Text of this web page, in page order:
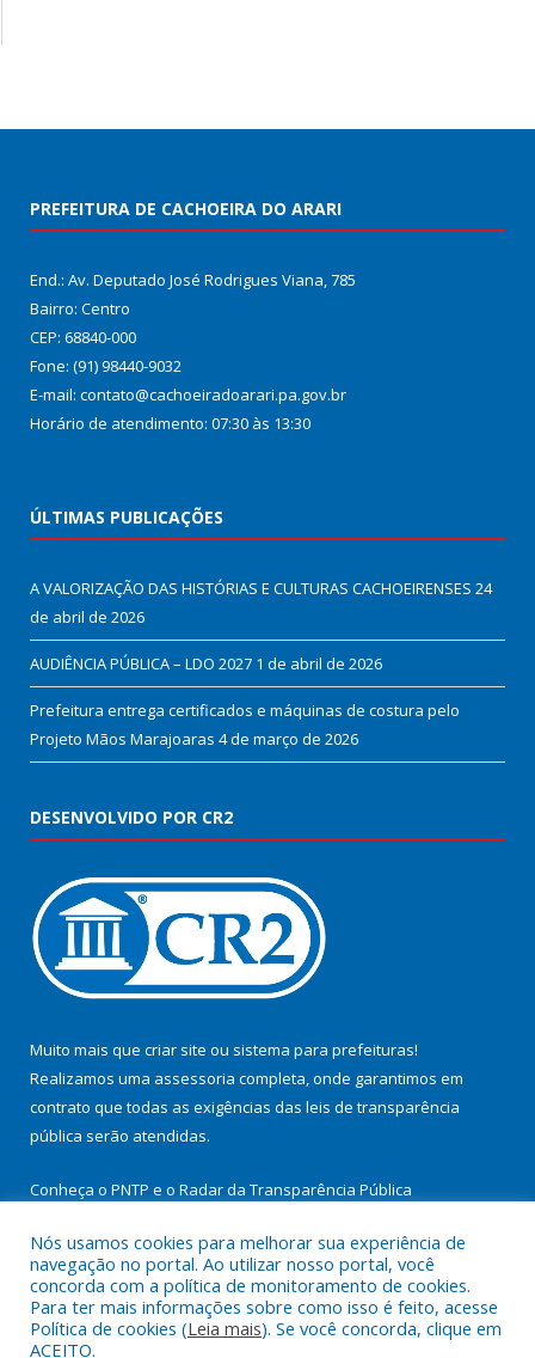
PREFEITURA DE CACHOEIRA DO ARARI
End.: Av. Deputado José Rodrigues Viana, 785
Bairro: Centro
CEP: 68840-000
Fone: (91) 98440-9032
E-mail: contato@cachoeiradoarari.pa.gov.br
Horário de atendimento: 07:30 às 13:30
ÚLTIMAS PUBLICAÇÕES
A VALORIZAÇÃO DAS HISTÓRIAS E CULTURAS CACHOEIRENSES 24
de abril de 2026
AUDIÊNCIA PÚBLICA – LDO 2027 1 de abril de 2026
Prefeitura entrega certificados e máquinas de costura pelo
Projeto Mãos Marajoaras 4 de março de 2026
DESENVOLVIDO POR CR2
Muito mais que criar site ou sistema para prefeituras!
Realizamos uma assessoria completa, onde garantimos em
contrato que todas as exigências das leis de transparência
pública serão atendidas.
Conheça o PNTP e o Radar da Transparência Pública
Todos os direitos reservados a Prefeitura Municipal de
Cachoeira do Arari.
Nós usamos cookies para melhorar sua experiência de
navegação no portal. Ao utilizar nosso portal, você
concorda com a política de monitoramento de cookies.
Para ter mais informações sobre como isso é feito, acesse
Política de cookies (Leia mais). Se você concorda, clique em
ACEITO.